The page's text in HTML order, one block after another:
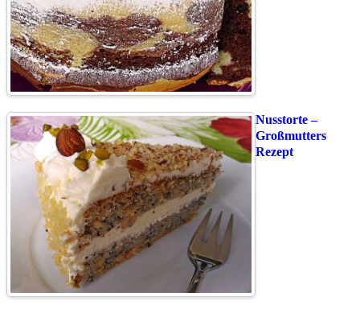
Nusstorte –
Großmutters
Rezept